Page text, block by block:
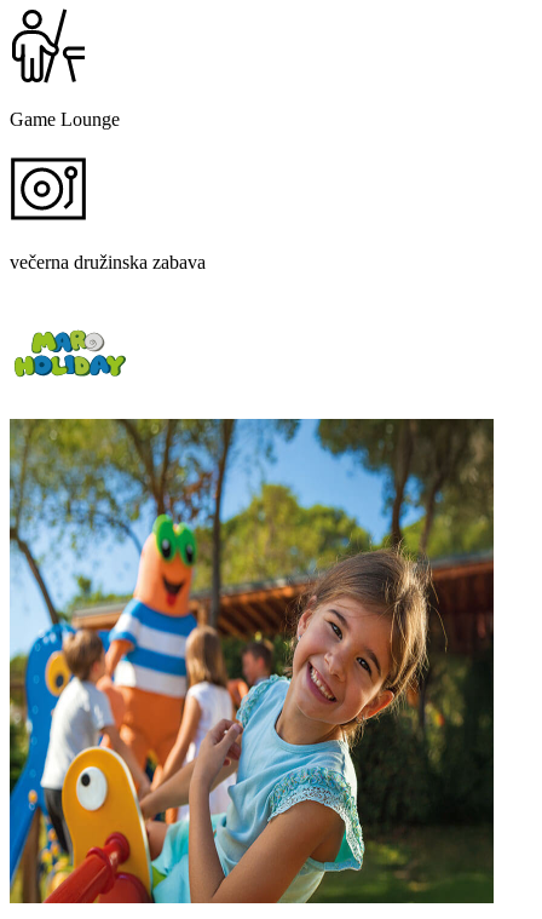
Game Lounge
večerna družinska zabava